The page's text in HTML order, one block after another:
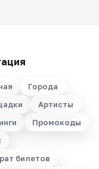
Города
Артисты
Промокоды
билетов